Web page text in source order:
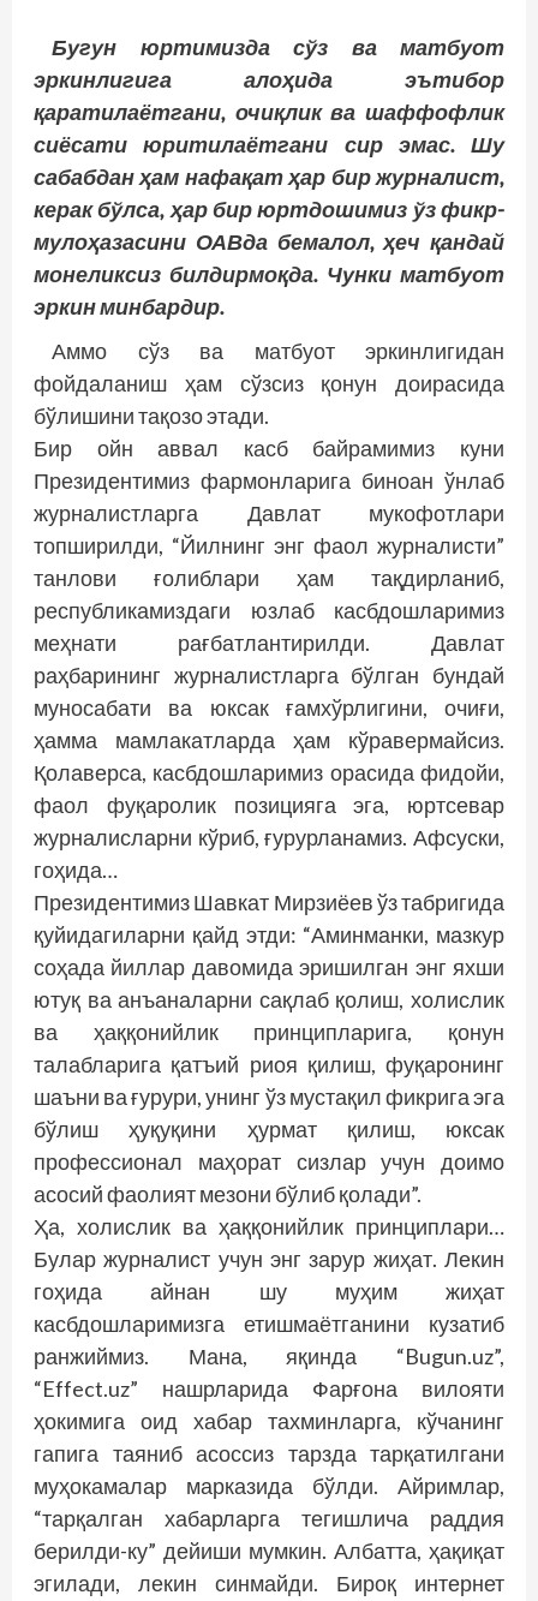
Бугун юртимизда сўз ва матбуот
эркинлигига алоҳида эътибор
қаратилаётгани, очиқлик ва шаффофлик
сиёсати юритилаётгани сир эмас. Шу
сабабдан ҳам нафақат ҳар бир журналист,
керак бўлса, ҳар бир юртдошимиз ўз фикр-
мулоҳазасини ОАВда бемалол, ҳеч қандай
монеликсиз билдирмоқда. Чунки матбуот
эркин минбардир.
Аммо сўз ва матбуот эркинлигидан
фойдаланиш ҳам сўзсиз қонун доирасида
бўлишини тақозо этади.
Бир ойн аввал касб байрамимиз куни
Президентимиз фармонларига биноан ўнлаб
журналистларга Давлат мукофотлари
топширилди, “Йилнинг энг фаол журналисти”
танлови ғолиблари ҳам тақдирланиб,
республикамиздаги юзлаб касбдошларимиз
меҳнати рағбатлантирилди. Давлат
раҳбарининг журналистларга бўлган бундай
муносабати ва юксак ғамхўрлигини, очиғи,
ҳамма мамлакатларда ҳам кўравермайсиз.
Қолаверса, касбдошларимиз орасида фидойи,
фаол фуқаролик позицияга эга, юртсевар
журналисларни кўриб, ғурурланамиз. Афсуски,
гоҳида…
Президентимиз Шавкат Мирзиёев ўз табригида
қуйидагиларни қайд этди: “Аминманки, мазкур
соҳада йиллар давомида эришилган энг яхши
ютуқ ва анъаналарни сақлаб қолиш, холислик
ва ҳаққонийлик принципларига, қонун
талабларига қатъий риоя қилиш, фуқаронинг
шаъни ва ғурури, унинг ўз мустақил фик­рига эга
бўлиш ҳуқуқини ҳурмат қилиш, юксак
профессионал маҳорат сизлар учун доимо
асосий фаолият мезони бўлиб қолади”.
Ҳа, холислик ва ҳаққонийлик принциплари…
Булар журналист учун энг зарур жиҳат. Лекин
гоҳида айнан шу муҳим жиҳат
касбдошларимизга етишмаётганини кузатиб
ранжиймиз. Мана, яқинда “Bugun.uz”,
“Effect.uz” нашрларида Фарғона вилояти
ҳокимига оид хабар тахминларга, кўчанинг
гапига таяниб асоссиз тарзда тарқатилгани
муҳокамалар марказида бўлди. Айримлар,
“тарқалган хабарларга тегишлича раддия
берилди-ку” дейиши мумкин. Албатта, ҳақиқат
эгилади, лекин синмайди. Бироқ интернет